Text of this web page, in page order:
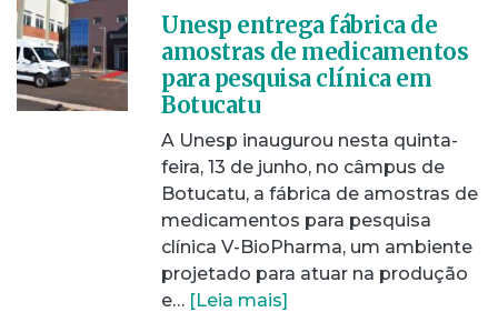
Unesp entrega fábrica de
amostras de medicamentos
para pesquisa clínica em
Botucatu
A Unesp inaugurou nesta quinta-
feira, 13 de junho, no câmpus de
Botucatu, a fábrica de amostras de
medicamentos para pesquisa
clínica V-BioPharma, um ambiente
projetado para atuar na produção
e… [Leia mais]